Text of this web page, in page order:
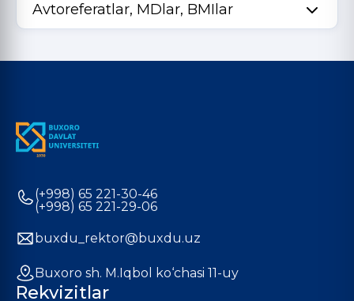
Avtoreferatlar, MDlar, BMIlar
(+998) 65 221-30-46
(+998) 65 221-29-06
buxdu_rektor@buxdu.uz
Buxoro sh. M.Iqbol ko‘chasi 11-uy
Rekvizitlar